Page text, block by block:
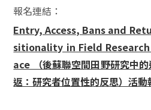
報名連結：
Entry, Access, Bans and
sitionality in Field
ace （後蘇聯空間田野研究中
返：研究者位置性的反思）活動